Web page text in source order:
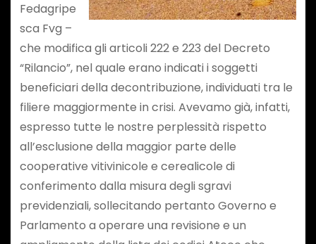
Fedagripe
sca Fvg –
che modifica gli articoli 222 e 223 del Decreto
“Rilancio”, nel quale erano indicati i soggetti
beneficiari della decontribuzione, individuati tra le
filiere maggiormente in crisi. Avevamo già, infatti,
espresso tutte le nostre perplessità rispetto
all’esclusione della maggior parte delle
cooperative vitivinicole e cerealicole di
conferimento dalla misura degli sgravi
previdenziali, sollecitando pertanto Governo e
Parlamento a operare una revisione e un